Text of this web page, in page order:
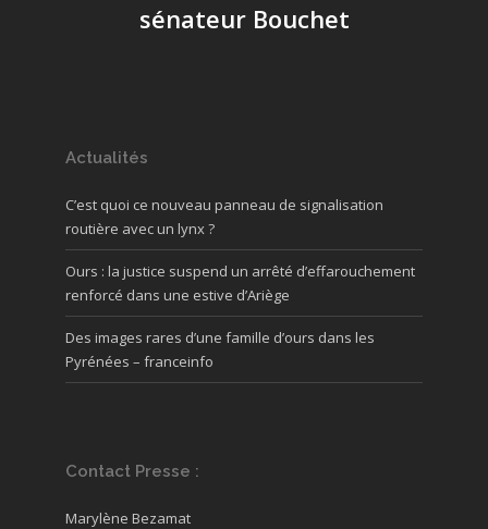
sénateur Bouchet
Actualités
C’est quoi ce nouveau panneau de signalisation
routière avec un lynx ?
Ours : la justice suspend un arrêté d’effarouchement
renforcé dans une estive d’Ariège
Des images rares d’une famille d’ours dans les
Pyrénées – franceinfo
Contact Presse :
Marylène Bezamat